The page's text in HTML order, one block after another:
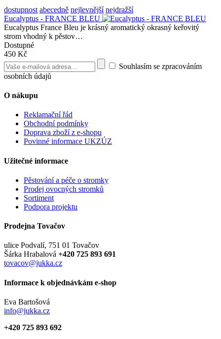
dostupnost abecedně nejlevnější nejdražší
Eucalyptus - FRANCE BLEU
Eucalyptus France Bleu je krásný aromatický okrasný keřovitý
strom vhodný k pěstov…
Dostupné
450 Kč
Souhlasím se zpracováním
osobních údajů
O nákupu
Reklamační řád
Obchodní podmínky
Doprava zboží z e-shopu
Povinné informace UKZÚZ
Užitečné informace
Pěstování a péče o stromky
Prodej ovocných stromků
Sortiment
Podpora projektu
Prodejna Tovačov
ulice Podvalí, 751 01 Tovačov
Šárka Hrabalová +420 725 893 691
tovacov@jukka.cz
Informace k objednávkám e-shop
Eva Bartošová
info@jukka.cz
+420 725 893 692